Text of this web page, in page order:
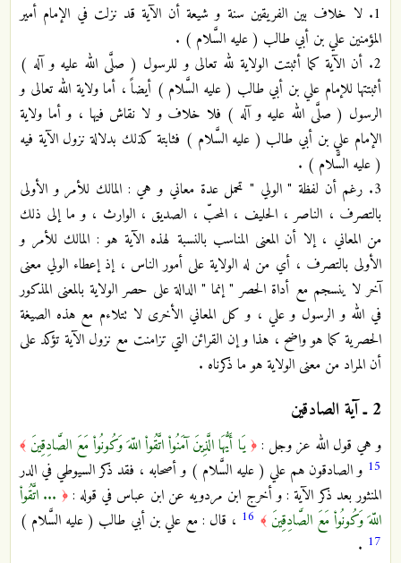
1. لا خلاف بين الفريقين سنة و شيعة أن الآية قد نزلت في الإمام أمير
المؤمنين علي بن أبي طالب ( عليه السَّلام ) .
2. أن الآية كما أثبتت الولاية لله تعالى و للرسول ( صلَّى الله عليه و آله )
أثبتتها للإمام علي بن أبي طالب ( عليه السَّلام ) أيضاً ، أما ولاية الله تعالى و
الرسول ( صلَّى الله عليه و آله ) فلا خلاف و لا نقاش فيها ، و أما ولاية
الإمام علي بن أبي طالب ( عليه السَّلام ) فثابتة كذلك بدلالة نزول الآية فيه
( عليه السَّلام ) .
3. رغم أن لفظة " الولي " تحمل عدة معاني و هي : المالك للأمر و الأولى
بالتصرف ، الناصر ، الحليف ، المحبّ ، الصديق ، الوارث ، و ما إلى ذلك
من المعاني ، إلا أن المعنى المناسب بالنسبة لهذه الآية هو : المالك للأمر و
الأولى بالتصرف ، أي من له الولاية على أمور الناس ، إذ إعطاء الولي معنى
آخر لا ينسجم مع أداة الحصر " إنما " الدالة على حصر الولاية بالمعنى المذكور
في الله و الرسول و علي ، و كل المعاني الأخرى لا تتلاءم مع هذه الصيغة
الحصرية كما هو واضح ، هذا و إن القرائن التي تزامنت مع نزول الآية تؤكد على
أن المراد من معنى الولاية هو ما ذكرناه .
2 ـ آية الصادقين
و هي قول الله عز وجل :﴿ يَا أَيُّهَا الَّذِينَ آمَنُواْ اتَّقُواْ اللّهَ وَكُونُواْ مَعَ الصَّادِقِينَ ﴾
15 و الصادقون هم علي ( عليه السَّلام ) و أصحابه ، فقد ذكر السيوطي في الدر
المنثور بعد ذكر الآية : و أخرج ابن مردويه عن ابن عباس في قوله :﴿ ... اتَّقُواْ
اللّهَ وَكُونُواْ مَعَ الصَّادِقِينَ﴾ 16 ، قال : مع علي بن أبي طالب ( عليه السَّلام )
17
.